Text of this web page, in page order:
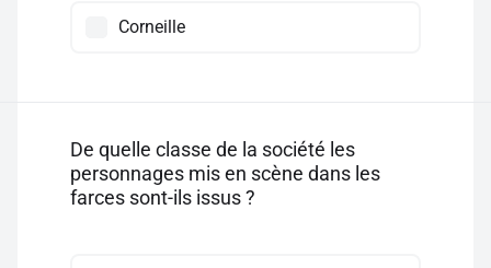
Corneille
De quelle classe de la société les
personnages mis en scène dans les
farces sont-ils issus ?